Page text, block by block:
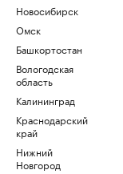
Новосибирск
Омск
Башкортостан
Вологодская
область
Калининград
Краснодарский
край
Нижний
Новгород